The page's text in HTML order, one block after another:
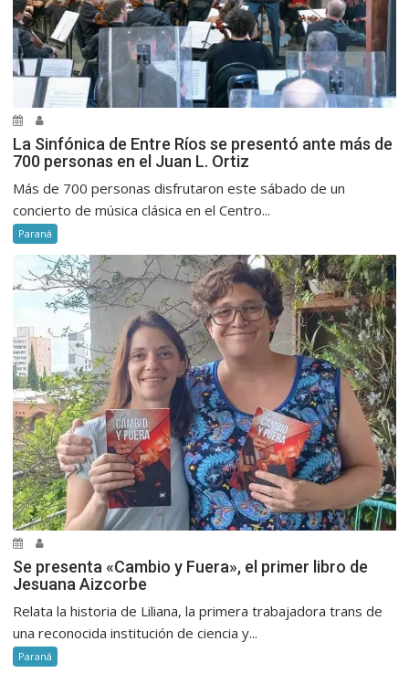
La Sinfónica de Entre Ríos se presentó ante más de
700 personas en el Juan L. Ortiz
Más de 700 personas disfrutaron este sábado de un
concierto de música clásica en el Centro...
Paraná
Se presenta «Cambio y Fuera», el primer libro de
Jesuana Aizcorbe
Relata la historia de Liliana, la primera trabajadora trans de
una reconocida institución de ciencia y...
Paraná